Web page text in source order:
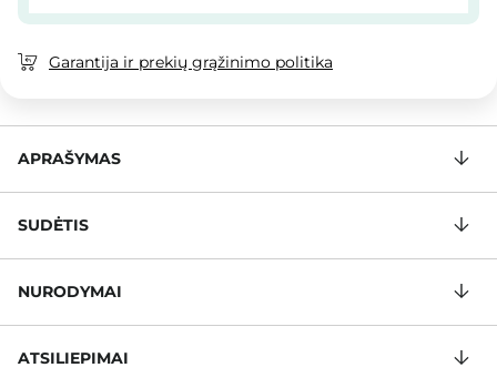
Garantija ir prekių grąžinimo politika
APRAŠYMAS
SUDĖTIS
NURODYMAI
ATSILIEPIMAI